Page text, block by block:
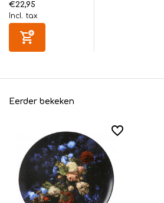
€22,95
Incl. tax
Eerder bekeken